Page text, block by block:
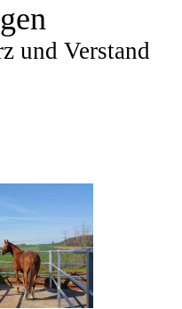
und Verstand